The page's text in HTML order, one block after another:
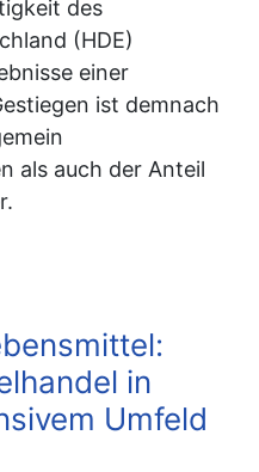
des
(HDE)
einer
ist demnach
als auch der Anteil
in
Umfeld